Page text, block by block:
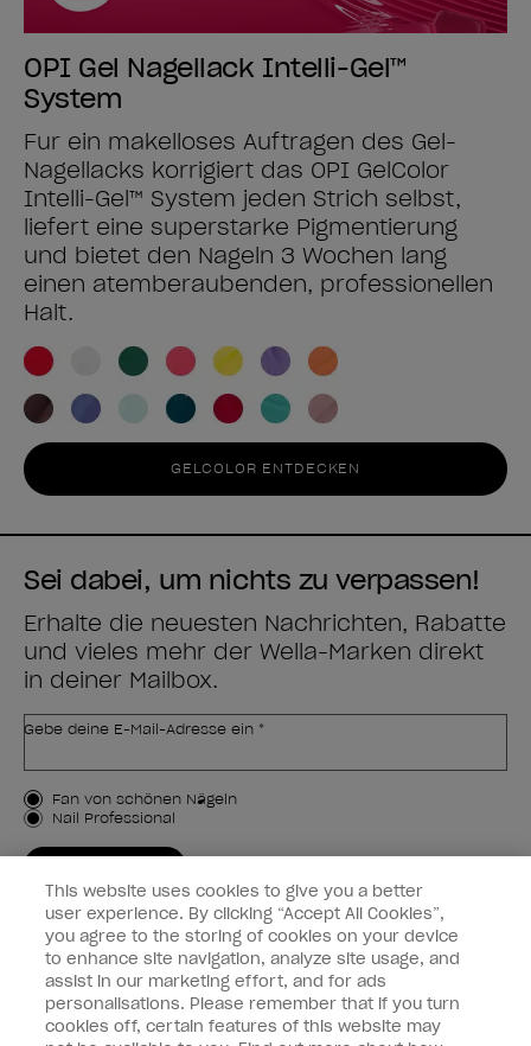
OPI Gel Nagellack Intelli-Gel™
System
Für ein makelloses Auftragen des Gel-
Nagellacks korrigiert das OPI GelColor
Intelli-Gel™ System jeden Strich selbst,
liefert eine superstarke Pigmentierung
und bietet den Nägeln 3 Wochen lang
einen atemberaubenden, professionellen
Halt.
GELCOLOR ENTDECKEN
Sei dabei, um nichts zu verpassen!
Erhalte die neuesten Nachrichten, Rabatte
und vieles mehr der Wella-Marken direkt
in deiner Mailbox.
Gebe deine E-Mail-Adresse ein *
Kundenart
Fan von schönen Nägeln
Nail Professional
Kundeninformationen
Vernetzen
This website uses cookies to give you a better
user experience. By clicking “Accept All Cookies”,
you agree to the storing of cookies on your device
to enhance site navigation, analyze site usage, and
assist in our marketing effort, and for ads
personalisations. Please remember that if you turn
cookies off, certain features of this website may